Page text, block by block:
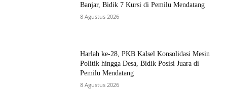
Banjar, Bidik 7 Kursi di Pemilu Mendatang
8 Agustus 2026
Harlah ke-28, PKB Kalsel Konsolidasi Mesin
Politik hingga Desa, Bidik Posisi Juara di
Pemilu Mendatang
8 Agustus 2026